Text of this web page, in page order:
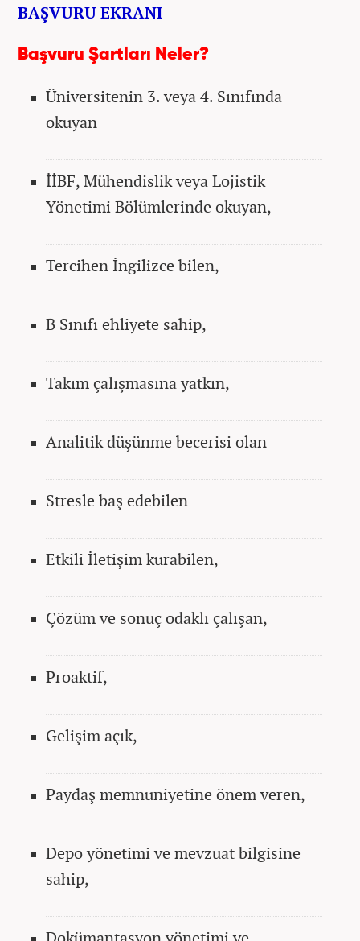
BAŞVURU EKRANI
Başvuru Şartları Neler?
Üniversitenin 3. veya 4. Sınıfında
okuyan
İİBF, Mühendislik veya Lojistik
Yönetimi Bölümlerinde okuyan,
Tercihen İngilizce bilen,
B Sınıfı ehliyete sahip,
Takım çalışmasına yatkın,
Analitik düşünme becerisi olan
Stresle baş edebilen
Etkili İletişim kurabilen,
Çözüm ve sonuç odaklı çalışan,
Proaktif,
Gelişim açık,
Paydaş memnuniyetine önem veren,
Depo yönetimi ve mevzuat bilgisine
sahip,